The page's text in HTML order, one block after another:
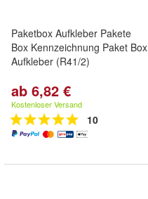
Paketbox Aufkleber Pakete
Box Kennzeichnung Paket Box
Aufkleber (R41/2)
ab 6,82 €
Kostenloser Versand
10